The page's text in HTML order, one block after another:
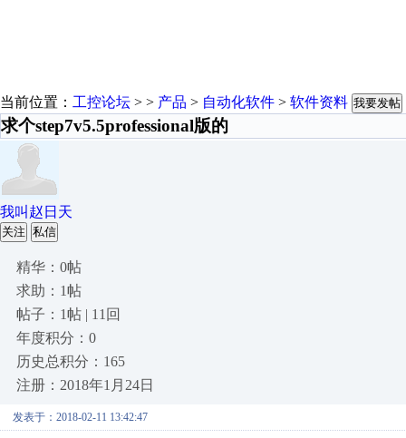
当前位置： 工控论坛 > > 产品 > 自动化软件 > 软件资料 我要发帖
求个step7v5.5professional版的
我叫赵日天
关注 私信
精华：0帖
求助：1帖
帖子：1帖 | 11回
年度积分：0
历史总积分：165
注册：2018年1月24日
发表于：2018-02-11 13:42:47